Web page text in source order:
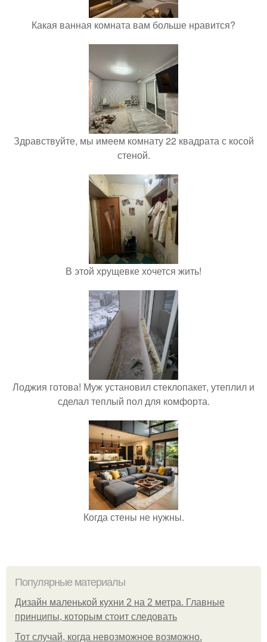
Какая ванная комната вам больше нравится?
Здравствуйте, мы имеем комнату 22 квадрата с косой
стеной.
В этой хрущевке хочется жить!
Лоджия готова! Муж установил стеклопакет, утеплил и
сделал теплый пол для комфорта.
Когда стены не нужны.
Популярные материалы
Дизайн маленькой кухни 2 на 2 метра. Главные
принципы, которым стоит следовать
Тот случай, когда невозможное возможно.